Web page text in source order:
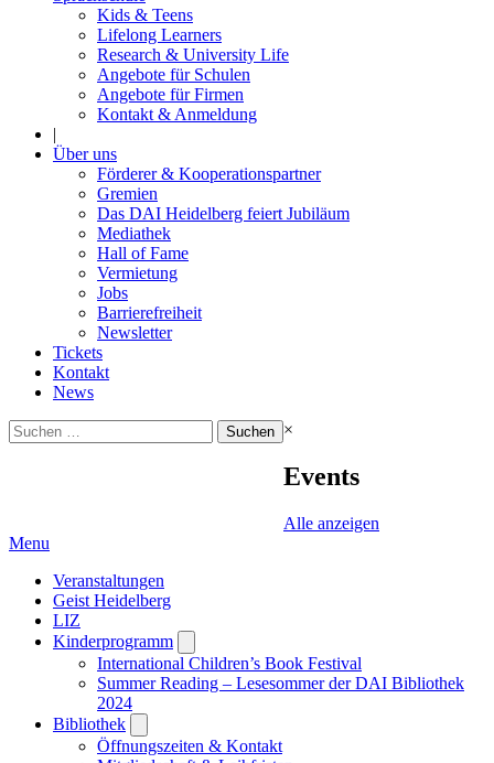
Kids & Teens
Lifelong Learners
Research & University Life
Angebote für Schulen
Angebote für Firmen
Kontakt & Anmeldung
|
Über uns
Förderer & Kooperationspartner
Gremien
Das DAI Heidelberg feiert Jubiläum
Mediathek
Hall of Fame
Vermietung
Jobs
Barrierefreiheit
Newsletter
Tickets
Kontakt
News
Suchen
nach:
×
Events
Alle anzeigen
Menu
Veranstaltungen
Geist Heidelberg
LIZ
Kinderprogramm
submenu
International Children’s Book Festival
Summer Reading – Lesesommer der DAI Bibliothek
2024
Bibliothek
submenu
Öffnungszeiten & Kontakt